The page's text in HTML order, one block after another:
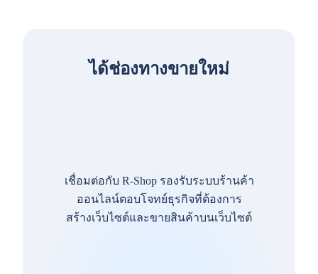
ได้ช่องทางขายใหม่
เชื่อมต่อกับ R-Shop รองรับระบบร้านค้า
ออนไลน์ตอบโจทย์ธุรกิจที่ต้องการ
สร้างเว็บไซต์และขายสินค้าบนเว็บไซต์